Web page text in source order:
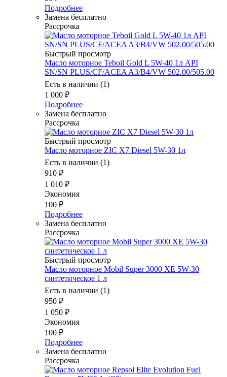
Подробнее
Замена бесплатно
Рассрочка
Быстрый просмотр
Масло мотоpное Teboil Gold L 5W-40 1л API
SN/SN PLUS/CF/ACEA A3/B4/VW 502.00/505.00
Есть в наличии (1)
1 000 ₽
Подробнее
Замена бесплатно
Рассрочка
Быстрый просмотр
Масло моторное ZIC X7 Diesel 5W-30 1л
Есть в наличии (1)
910 ₽
1 010 ₽
Экономия
100 ₽
Подробнее
Замена бесплатно
Рассрочка
Быстрый просмотр
Масло моторное Mobil Super 3000 XE 5W-30
синтетическое 1 л
Есть в наличии (1)
950 ₽
1 050 ₽
Экономия
100 ₽
Подробнее
Замена бесплатно
Рассрочка